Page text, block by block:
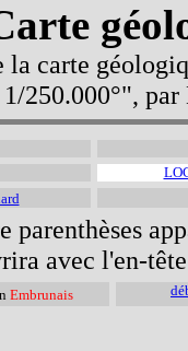
la carte
250.000°",
avec l'en-
Embrunais